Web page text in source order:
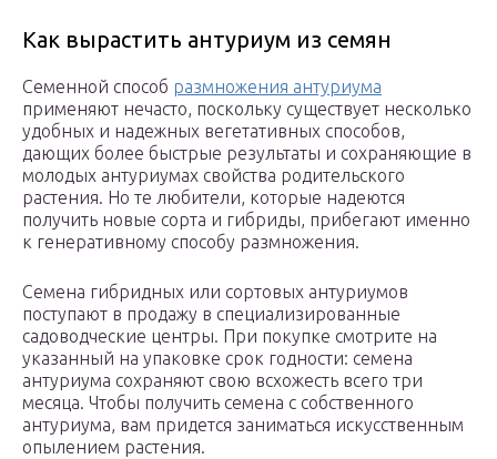
Как вырастить антуриум из семян
Семенной способ размножения антуриума
применяют нечасто, поскольку существует несколько
удобных и надежных вегетативных способов,
дающих более быстрые результаты и сохраняющие в
молодых антуриумах свойства родительского
растения. Но те любители, которые надеются
получить новые сорта и гибриды, прибегают именно
к генеративному способу размножения.
Семена гибридных или сортовых антуриумов
поступают в продажу в специализированные
садоводческие центры. При покупке смотрите на
указанный на упаковке срок годности: семена
антуриума сохраняют свою всхожесть всего три
месяца. Чтобы получить семена с собственного
антуриума, вам придется заниматься искусственным
опылением растения.